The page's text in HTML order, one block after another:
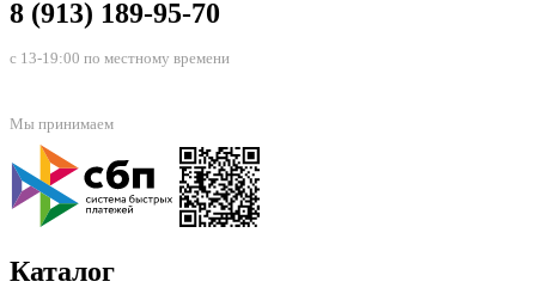
8 (913) 189-95-70
с 13-19:00 по местному времени
Мы принимаем
Каталог